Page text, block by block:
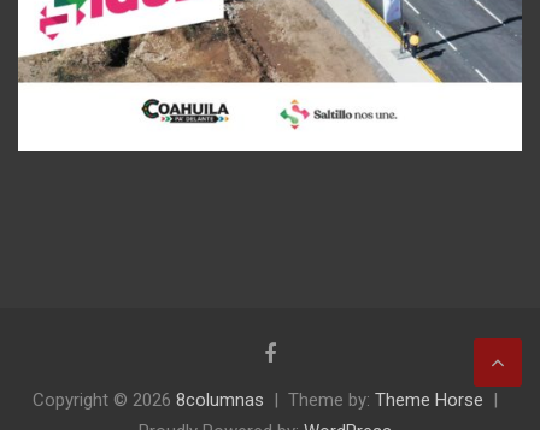
Copyright © 2026 8columnas Theme by: Theme Horse